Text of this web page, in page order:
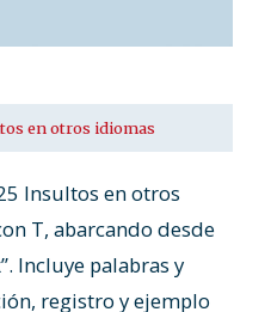
en otros idiomas
Insultos en otros
T, abarcando desde
Incluye palabras y
registro y ejemplo